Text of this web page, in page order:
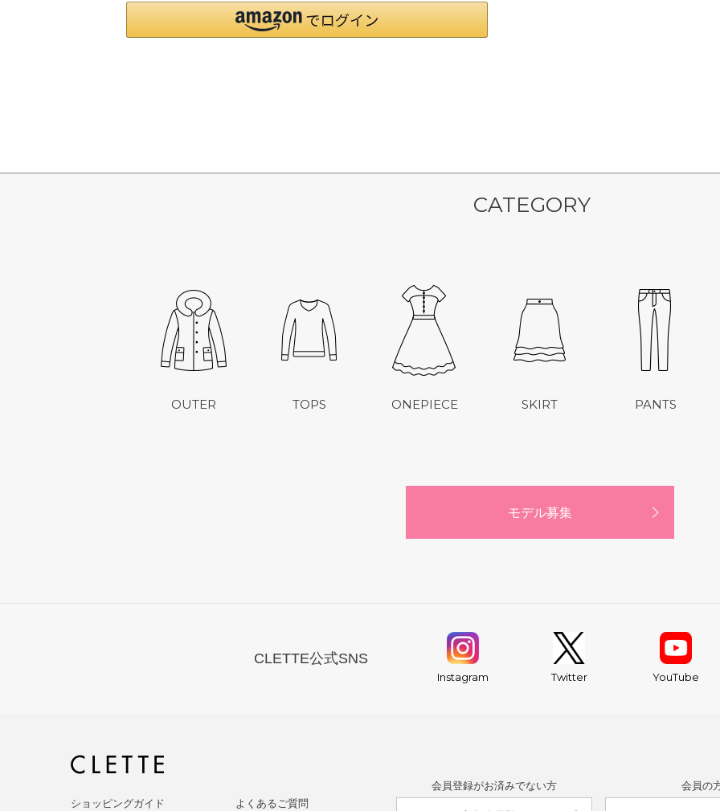
CATEGORY
OUTER TOPS ONEPIECE SKIRT PANTS
モデル募集
CLETTE公式SNS
Instagram Twitter YouTube
会員登録がお済みでない方 会員の
ショッピングガイド よくあるご質問